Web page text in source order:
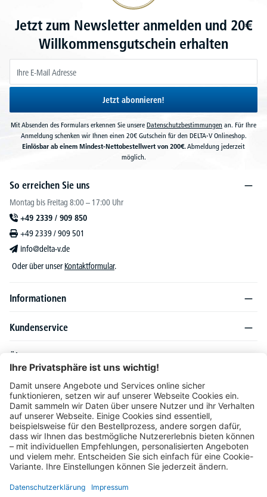
Jetzt zum Newsletter anmelden und 20€
Willkommensgutschein erhalten
Jetzt abonnieren!
Mit Absenden des Formulars erkennen Sie unsere Datenschutzbestimmungen an. Für Ihre
Anmeldung schenken wir Ihnen einen 20€ Gutschein für den DELTA-V Onlineshop.
Einlösbar ab einem Mindest-Nettobestellwert von 200€.Abmeldung jederzeit
möglich.
So erreichen Sie uns
Montag bis Freitag 8:00 – 17:00 Uhr
+49 2339 / 909 850
+49 2339 / 909 501
info@delta-v.de
Oder über unser Kontaktformular.
Informationen
Kundenservice
Über DELTA-V
Produktsortiment
Ratgeber
Folgen Sie uns auch auf
Unser Angebot richtet sich ausschließlich an Industrie, Handel, Gewerbe und